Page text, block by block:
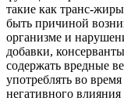
такие как транс-
быть причиной
организме и
добавки,
содержать вредные
употреблять во
негативного влияния